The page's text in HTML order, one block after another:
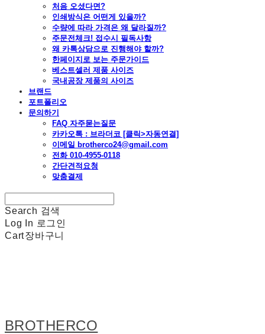
처음 오셨다면?
인쇄방식은 어떤게 있을까?
수량에 따라 가격은 왜 달라질까?
주문전체크! 접수시 필독사항
왜 카톡상담으로 진행해야 할까?
한페이지로 보는 주문가이드
베스트셀러 제품 사이즈
국내공장 제품의 사이즈
브랜드
포트폴리오
문의하기
FAQ 자주묻는질문
카카오톡 : 브라더코 [클릭>자동연결]
이메일 brotherco24@gmail.com
전화 010-4955-0118
간단견적요청
맞춤결제
Search 검색
Log In 로그인
Cart장바구니
BROTHERCO